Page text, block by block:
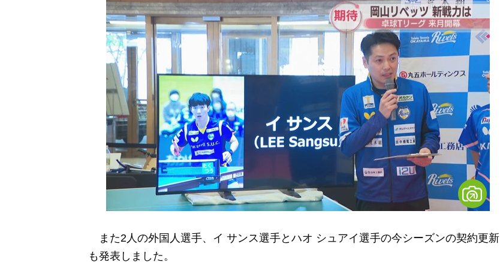
また2人の外国人選手、イ サンス選手とハオ シュアイ選手の今シーズンの契約更新
も発表しました。